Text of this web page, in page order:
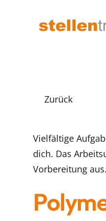
Zurück
Vielfältige
dich. Das
Vorbereitung